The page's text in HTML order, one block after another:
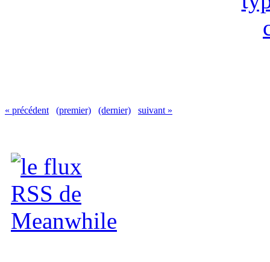
« précédent (premier) (dernier) suivant »